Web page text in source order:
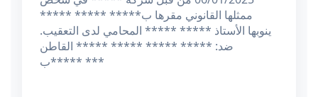
ممثلها القانوني مقرها ب***** ***** *****
ينوبها الأستاذ ***** ***** المحامي لدى التعقيب.
ضد: ***** ***** ***** ***** القاطن
ب***** ***